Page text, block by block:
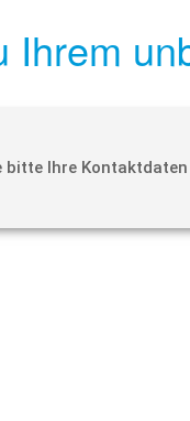
Ihrem
bitte Ihre